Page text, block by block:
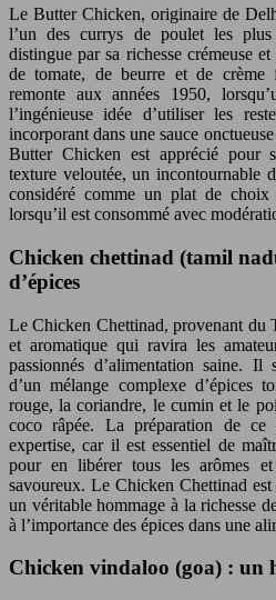
Le Butter Chicken, originaire de
l’un des currys de poulet les
distingue par sa richesse crémeuse
de tomate, de beurre et de crème
remonte aux années 1950,
l’ingénieuse idée d’utiliser les
incorporant dans une sauce
Butter Chicken est apprécié pour
texture veloutée, un incontournable
considéré comme un plat de choix
lorsqu’il est consommé avec
Chicken chettinad (tamil
d’épices
Le Chicken Chettinad, provenant du
et aromatique qui ravira les
passionnés d’alimentation saine. Il
d’un mélange complexe d’épices
rouge, la coriandre, le cumin et le
coco râpée. La préparation de ce
expertise, car il est essentiel de
pour en libérer tous les arômes
savoureux. Le Chicken Chettinad
un véritable hommage à la richesse
à l’importance des épices dans une
Chicken vindaloo (goa) : un